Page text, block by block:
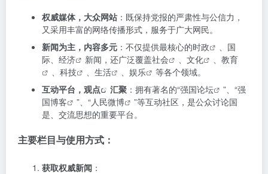
权威媒体，大众网站 ：既保持党报的严肃性与公信力，
又采用丰富的网络传播形式，服务于广大网民。
新闻为主，内容多元 ：不仅提供最核心的时政
、国
际、 经济 新闻，还广泛覆盖社会 、 文化 、 教育
、 科技 、 生活 、 娱乐
等各个领域。
互动平台， 观点 汇聚 ：拥有著名的“强国论坛 ”、“强
国博客
”、“人民微博
”等互动社区，是公众讨论国
是、交流思想的重要平台。
主要栏目与使用方式：
获取权威新闻 ：